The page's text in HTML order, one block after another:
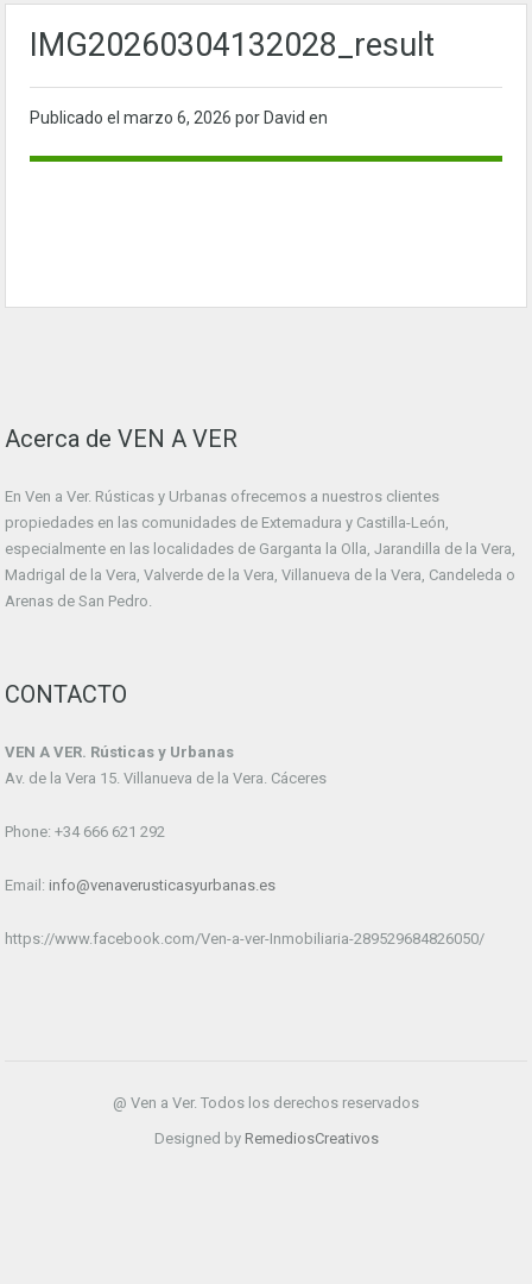
IMG20260304132028_result
Publicado el marzo 6, 2026 por David en
Acerca de VEN A VER
En Ven a Ver. Rústicas y Urbanas ofrecemos a nuestros clientes
propiedades en las comunidades de Extemadura y Castilla-León,
especialmente en las localidades de Garganta la Olla, Jarandilla de la Vera,
Madrigal de la Vera, Valverde de la Vera, Villanueva de la Vera, Candeleda o
Arenas de San Pedro.
CONTACTO
VEN A VER. Rústicas y Urbanas
Av. de la Vera 15. Villanueva de la Vera. Cáceres
Phone: +34 666 621 292
Email: info@venaverusticasyurbanas.es
https://www.facebook.com/Ven-a-ver-Inmobiliaria-289529684826050/
@ Ven a Ver. Todos los derechos reservados
Designed by RemediosCreativos